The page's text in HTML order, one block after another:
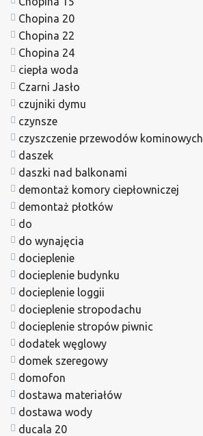
Chopina 20
Chopina 22
Chopina 24
ciepła woda
Czarni Jasło
czujniki dymu
czynsze
czyszczenie przewodów kominowych
daszek
daszki nad balkonami
demontaż komory ciepłowniczej
demontaż płotków
do
do wynajęcia
docieplenie
docieplenie budynku
docieplenie loggii
docieplenie stropodachu
docieplenie stropów piwnic
dodatek węglowy
domek szeregowy
domofon
dostawa materiałów
dostawa wody
ducala 20